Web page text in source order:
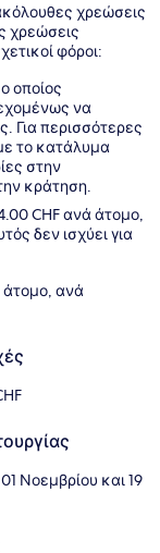
χρεώσεις
χρεώσεις
φόροι:
οποίος
να
Για περισσότερες
το κατάλυμα
στην
κράτηση.
CHF ανά άτομο,
δεν ισχύει για
άτομο, ανά
Νοεμβρίου και 19